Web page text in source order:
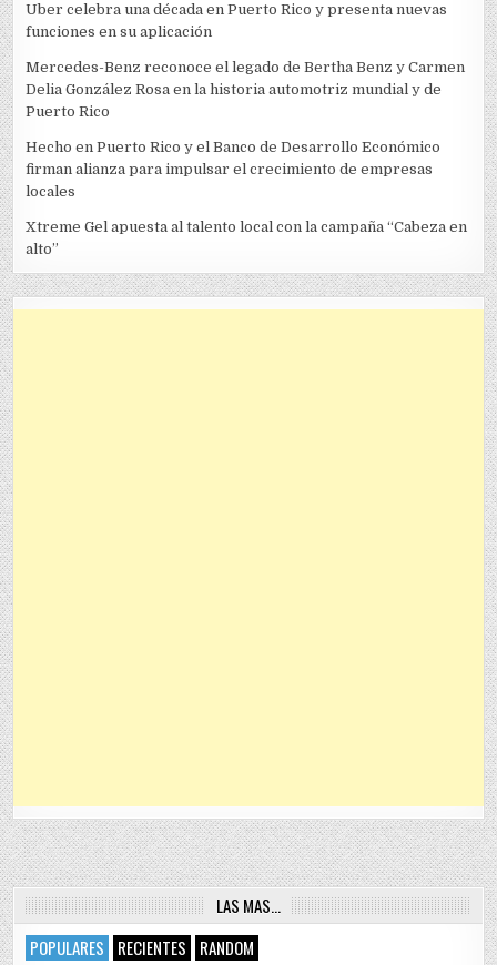
Uber celebra una década en Puerto Rico y presenta nuevas
funciones en su aplicación
Mercedes-Benz reconoce el legado de Bertha Benz y Carmen
Delia González Rosa en la historia automotriz mundial y de
Puerto Rico
Hecho en Puerto Rico y el Banco de Desarrollo Económico
firman alianza para impulsar el crecimiento de empresas
locales
Xtreme Gel apuesta al talento local con la campaña “Cabeza en
alto”
LAS MAS…
POPULARES
RECIENTES RANDOM
4 7455